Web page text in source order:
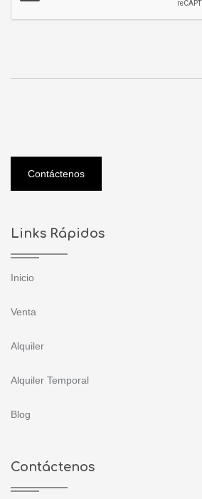
Contáctenos
Links Rápidos
Inicio
Venta
Alquiler
Alquiler Temporal
Blog
Contáctenos